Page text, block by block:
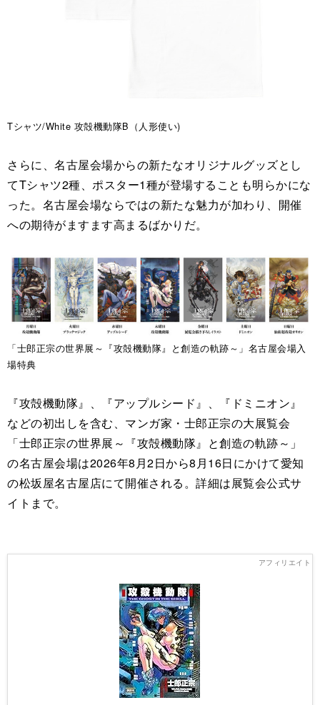
Tシャツ/White 攻殻機動隊B（人形使い)
さらに、名古屋会場からの新たなオリジナルグッズとし
てTシャツ2種、ポスター1種が登場することも明らかにな
った。名古屋会場ならではの新たな魅力が加わり、開催
への期待がますます高まるばかりだ。
「士郎正宗の世界展～『攻殻機動隊』と創造の軌跡～」名古屋会場入
場特典
『攻殻機動隊』、『アップルシード』、『ドミニオン』
などの初出しを含む、マンガ家・士郎正宗の大展覧会
「士郎正宗の世界展～『攻殻機動隊』と創造の軌跡～」
の名古屋会場は2026年8月2日から8月16日にかけて愛知
の松坂屋名古屋店にて開催される。詳細は展覧会公式サ
イトまで。